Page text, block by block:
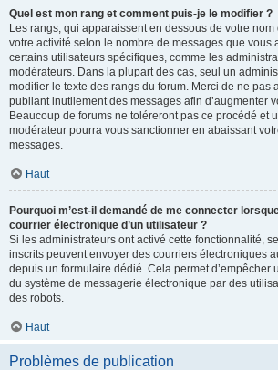
Quel est mon rang et comment puis-je le modifier ?
Les rangs, qui apparaissent en dessous de votre nom
votre activité selon le nombre de messages que vous
certains utilisateurs spécifiques, comme les
modérateurs. Dans la plupart des cas, seul un
modifier le texte des rangs du forum. Merci de ne pas
publiant inutilement des messages afin d’augmenter
Beaucoup de forums ne toléreront pas ce procédé et
modérateur pourra vous sanctionner en abaissant
messages.
Haut
Pourquoi m’est-il demandé de me connecter
courrier électronique d’un utilisateur ?
Si les administrateurs ont activé cette fonctionnalité,
inscrits peuvent envoyer des courriers électroniques
depuis un formulaire dédié. Cela permet d’empêcher
du système de messagerie électronique par des
des robots.
Haut
Problèmes de publication